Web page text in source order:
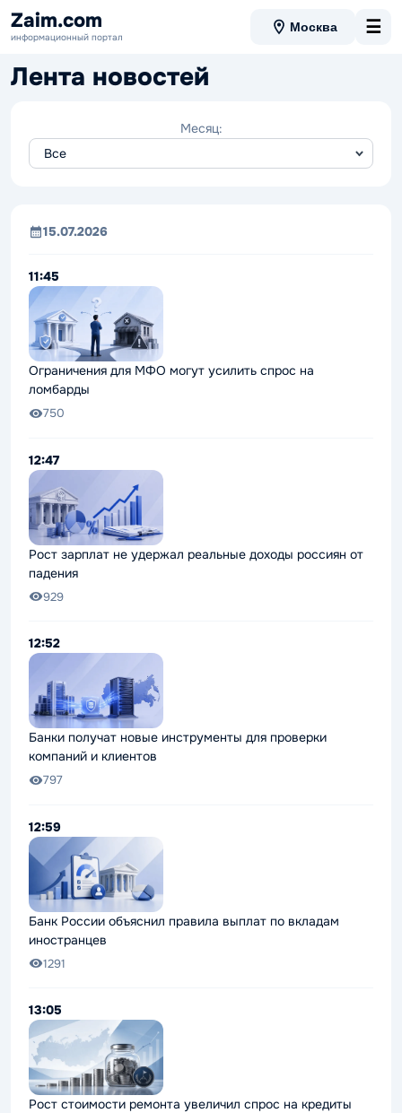
Zaim.com
информационный портал
Москва ☰
Лента новостей
Месяц:
15.07.2026
11:45
Ограничения для МФО могут усилить спрос на
ломбарды
750
12:47
Рост зарплат не удержал реальные доходы россиян от
падения
929
12:52
Банки получат новые инструменты для проверки
компаний и клиентов
797
12:59
Банк России объяснил правила выплат по вкладам
иностранцев
1291
13:05
Рост стоимости ремонта увеличил спрос на кредиты